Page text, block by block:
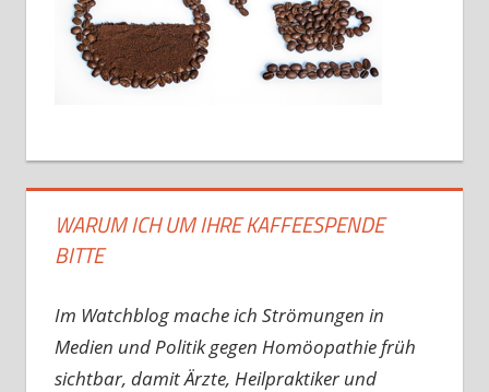
WARUM ICH UM IHRE KAFFEESPENDE
BITTE
Im Watchblog mache ich Strömungen in
Medien und Politik gegen Homöopathie früh
sichtbar, damit Ärzte, Heilpraktiker und